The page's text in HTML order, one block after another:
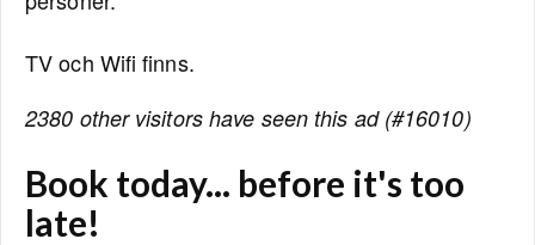
TV och Wifi finns.
2380 other visitors have seen this ad (#16010)
Book today... before it's too
late!